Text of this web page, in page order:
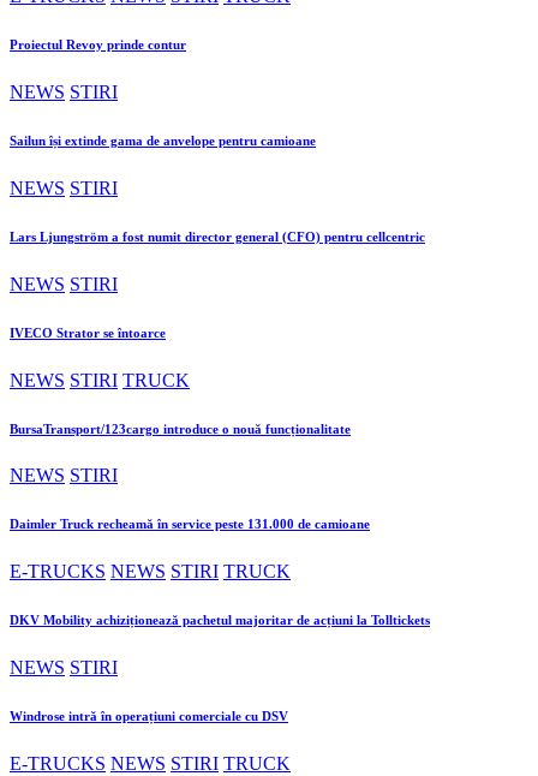
Proiectul Revoy prinde contur
NEWS STIRI
Sailun își extinde gama de anvelope pentru camioane
NEWS STIRI
Lars Ljungström a fost numit director general (CFO) pentru cellcentric
NEWS STIRI
IVECO Strator se întoarce
NEWS STIRI TRUCK
BursaTransport/123cargo introduce o nouă funcționalitate
NEWS STIRI
Daimler Truck recheamă în service peste 131.000 de camioane
E-TRUCKS NEWS STIRI TRUCK
DKV Mobility achiziționează pachetul majoritar de acțiuni la Tolltickets
NEWS STIRI
Windrose intră în operațiuni comerciale cu DSV
E-TRUCKS NEWS STIRI TRUCK